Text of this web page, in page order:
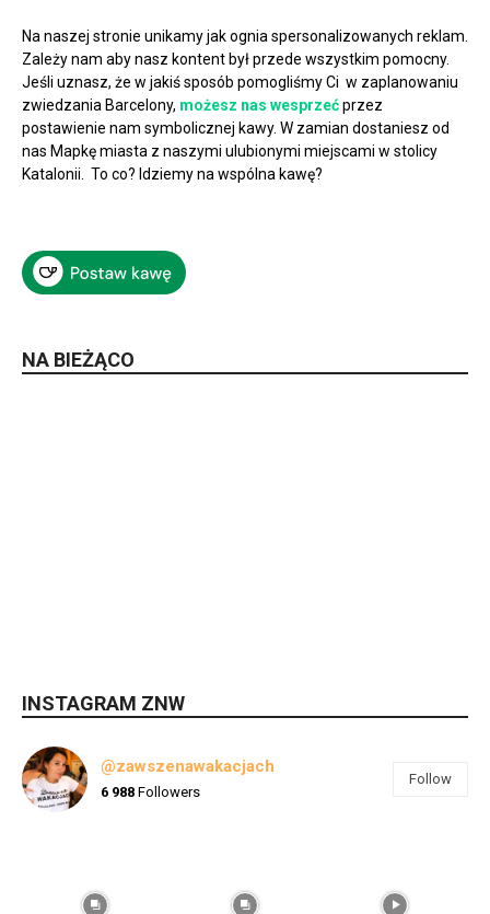
Na naszej stronie unikamy jak ognia spersonalizowanych reklam.
Zależy nam aby nasz kontent był przede wszystkim pomocny.
Jeśli uznasz, że w jakiś sposób pomogliśmy Ci w zaplanowaniu
zwiedzania Barcelony, możesz nas wesprzećprzez
postawienie nam symbolicznej kawy. W zamian dostaniesz od
nas Mapkę miasta z naszymi ulubionymi miejscami w stolicy
Katalonii. To co? Idziemy na wspólna kawę?
NA BIEŻĄCO
INSTAGRAM ZNW
@zawszenawakacjach
6 988 Followers
Follow